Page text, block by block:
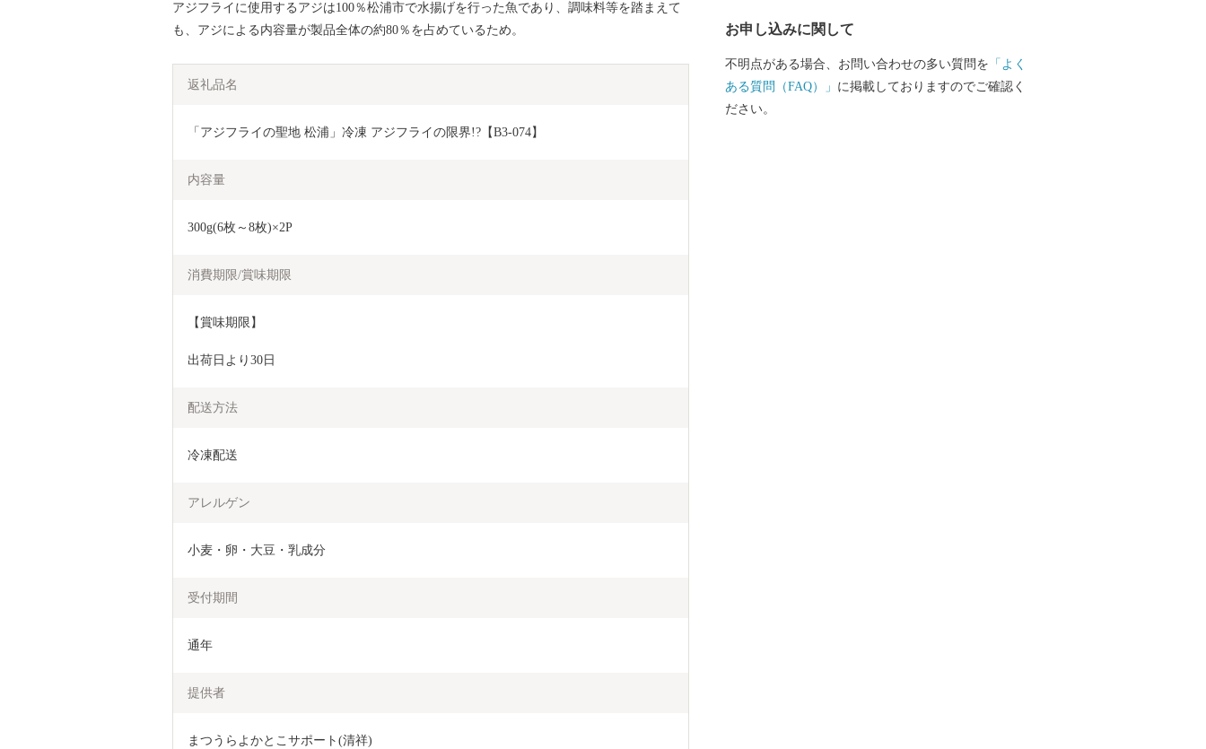
アジフライに使用するアジは100％松浦市で水揚げを行った魚であり、調味料等を踏まえて
も、アジによる内容量が製品全体の約80％を占めているため。
返礼品名
「アジフライの聖地 松浦」冷凍 アジフライの限界!?【B3-074】
内容量
300g(6枚～8枚)×2P
消費期限/賞味期限
【賞味期限】
出荷日より30日
配送方法
冷凍配送
アレルゲン
小麦・卵・大豆・乳成分
受付期間
通年
提供者
まつうらよかとこサポート(清祥)
お申し込みに関して
不明点がある場合、お問い合わせの多い質問を 「よく
ある質問（FAQ）」 に掲載しておりますのでご確認く
ださい。